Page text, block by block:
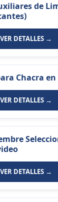
de
VER DETALLES →
Chacra
VER DETALLES →
VER DETALLES →